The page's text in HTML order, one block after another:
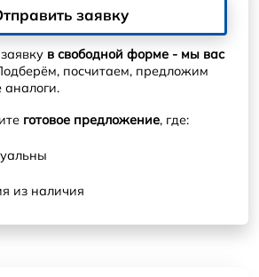
заявку
в свободной форме - мы вас
посчитаем, предложим
аналоги.
готовое предложение, где:
из наличия